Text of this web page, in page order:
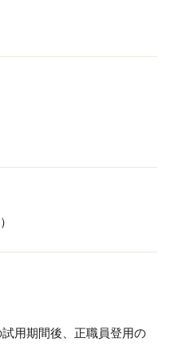
用期間後、正職員登用の